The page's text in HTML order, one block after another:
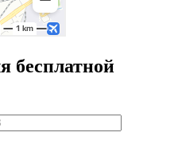
бесплатной